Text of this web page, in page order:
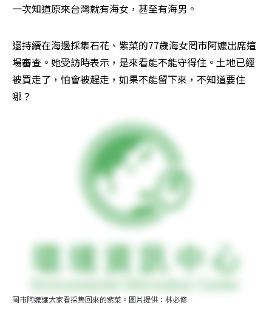
一次知道原來台灣就有海女，甚至有海男。
還持續在海邊採集石花、紫菜的77歲海女罔市阿嬤出席這
場審查。她受訪時表示，是來看能不能守得住。土地已經
被買走了，怕會被趕走，如果不能留下來，不知道要住
哪？
罔市阿嬤讓大家看採集回來的紫菜。圖片提供：林必修